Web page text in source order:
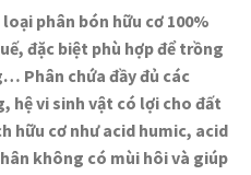
phân bón hữu cơ 100%
đặc biệt phù hợp để trồng
Phân chứa đầy đủ các
hệ vi sinh vật có lợi cho đất
hữu cơ như acid humic, acid
không có mùi hôi và giúp